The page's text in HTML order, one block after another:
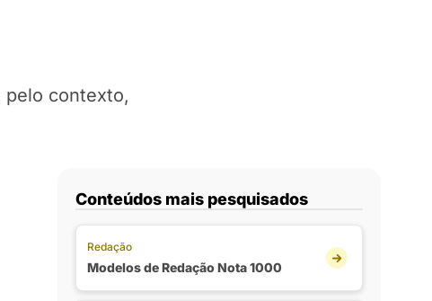
pelo contexto,
Conteúdos mais pesquisados
Redação
Modelos de Redação Nota 1000